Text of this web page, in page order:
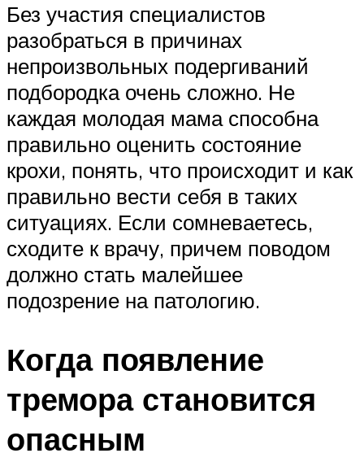
Без участия специалистов
разобраться в причинах
непроизвольных подергиваний
подбородка очень сложно. Не
каждая молодая мама способна
правильно оценить состояние
крохи, понять, что происходит и как
правильно вести себя в таких
ситуациях. Если сомневаетесь,
сходите к врачу, причем поводом
должно стать малейшее
подозрение на патологию.
Когда появление
тремора становится
опасным